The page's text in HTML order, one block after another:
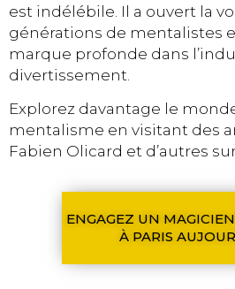
est indélébile. Il a ouvert la
générations de mentalistes
marque profonde dans
divertissement.
Explorez davantage le
mentalisme en visitant des
Fabien Olicard et d’autres
ENGAGEZ UN
À PARIS